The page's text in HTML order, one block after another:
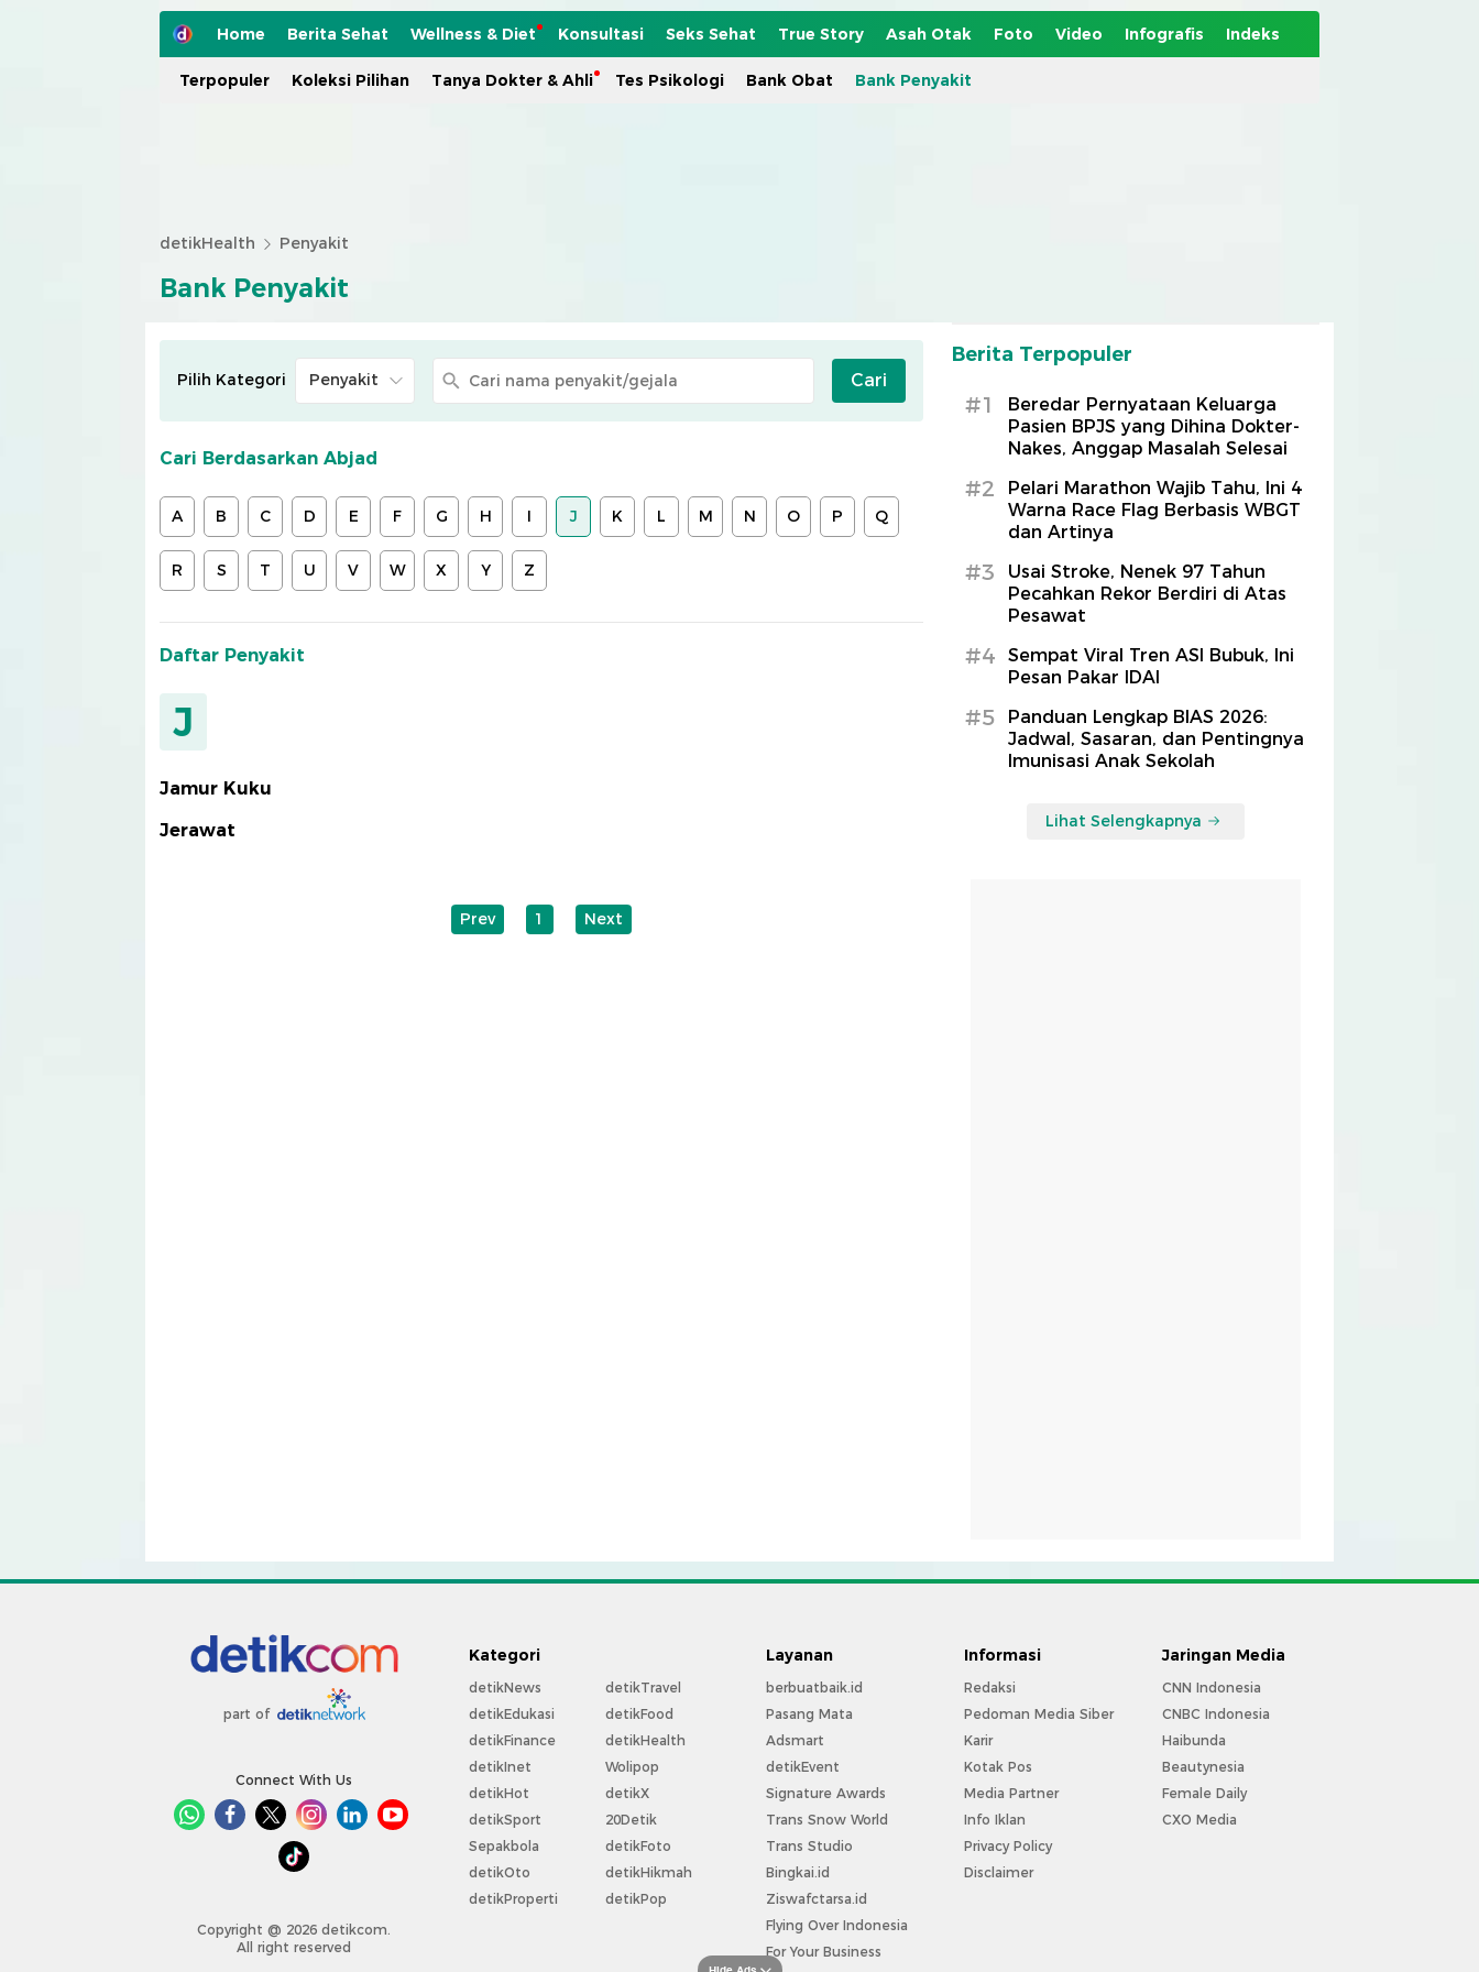
Home Berita Sehat Wellness & Diet Konsultasi Seks Sehat True Story Asah Otak Foto Video Infografis Indeks
Terpopuler Koleksi Pilihan Tanya Dokter & Ahli Tes Psikologi Bank Obat Bank Penyakit
detikHealth Penyakit
Bank Penyakit
Pilih Kategori Cari
Cari Berdasarkan Abjad
A B C D E F G H I J K L M N O P Q
R S T U V W X Y Z
Daftar Penyakit
J
Jamur Kuku
Jerawat
Prev 1 Next
Berita Terpopuler
#1
Beredar Pernyataan Keluarga
Pasien BPJS yang Dihina Dokter-
Nakes, Anggap Masalah Selesai
#2
Pelari Marathon Wajib Tahu, Ini 4
Warna Race Flag Berbasis WBGT
dan Artinya
#3
Usai Stroke, Nenek 97 Tahun
Pecahkan Rekor Berdiri di Atas
Pesawat
#4
Sempat Viral Tren ASI Bubuk, Ini
Pesan Pakar IDAI
#5
Panduan Lengkap BIAS 2026:
Jadwal, Sasaran, dan Pentingnya
Imunisasi Anak Sekolah
Lihat Selengkapnya
part of
Connect With Us
Copyright @ 2026 detikcom.
All right reserved
Kategori
detikNews
detikEdukasi
detikFinance
detikInet
detikHot
detikSport
Sepakbola
detikOto
detikProperti
detikTravel
detikFood
detikHealth
Wolipop
detikX
20Detik
detikFoto
detikHikmah
detikPop
Layanan
berbuatbaik.id
Pasang Mata
Adsmart
detikEvent
Signature Awards
Trans Snow World
Trans Studio
Bingkai.id
Ziswafctarsa.id
Flying Over Indonesia
For Your Business
Informasi
Redaksi
Pedoman Media Siber
Karir
Kotak Pos
Media Partner
Info Iklan
Privacy Policy
Disclaimer
Jaringan Media
CNN Indonesia
CNBC Indonesia
Haibunda
Beautynesia
Female Daily
CXO Media